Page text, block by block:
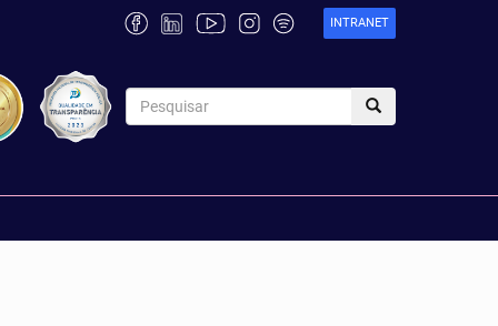
INTRANET